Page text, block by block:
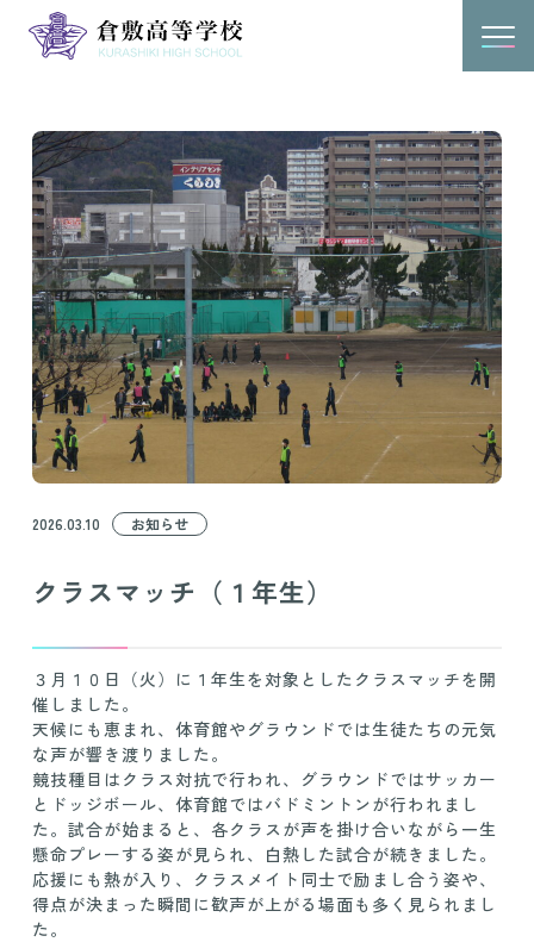
2026.03.10 お知らせ
クラスマッチ（１年生）
３月１０日（火）に１年生を対象としたクラスマッチを開
催しました。
天候にも恵まれ、体育館やグラウンドでは生徒たちの元気
な声が響き渡りました。
競技種目はクラス対抗で行われ、グラウンドではサッカー
とドッジボール、体育館ではバドミントンが行われまし
た。試合が始まると、各クラスが声を掛け合いながら一生
懸命プレーする姿が見られ、白熱した試合が続きました。
応援にも熱が入り、クラスメイト同士で励まし合う姿や、
得点が決まった瞬間に歓声が上がる場面も多く見られまし
た。